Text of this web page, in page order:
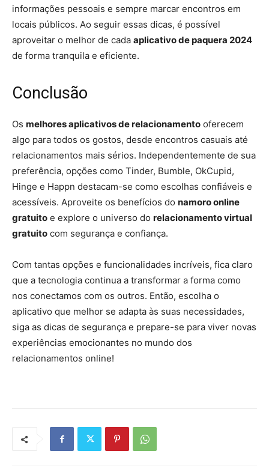
informações pessoais e sempre marcar encontros em
locais públicos. Ao seguir essas dicas, é possível
aproveitar o melhor de cada aplicativo de paquera 2024
de forma tranquila e eficiente.
Conclusão
Os melhores aplicativos de relacionamento oferecem
algo para todos os gostos, desde encontros casuais até
relacionamentos mais sérios. Independentemente de sua
preferência, opções como Tinder, Bumble, OkCupid,
Hinge e Happn destacam-se como escolhas confiáveis e
acessíveis. Aproveite os benefícios do namoro online
gratuito e explore o universo do relacionamento virtual
gratuito com segurança e confiança.
Com tantas opções e funcionalidades incríveis, fica claro
que a tecnologia continua a transformar a forma como
nos conectamos com os outros. Então, escolha o
aplicativo que melhor se adapta às suas necessidades,
siga as dicas de segurança e prepare-se para viver novas
experiências emocionantes no mundo dos
relacionamentos online!